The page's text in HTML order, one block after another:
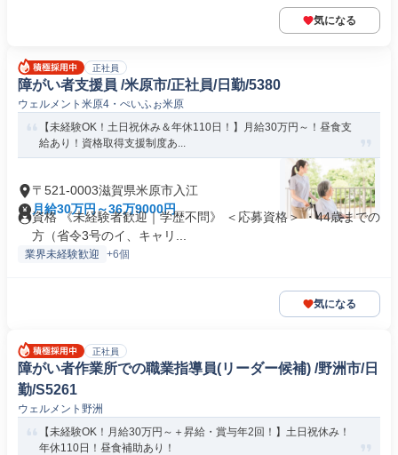
気になる
正社員
障がい者支援員 /米原市/正社員/日勤/5380
ウェルメント米原4・ぺいふぉ米原
【未経験OK！土日祝休み＆年休110日！】月給30万円～！昼食支
給あり！資格取得支援制度あ...
〒521-0003滋賀県米原市入江
月給30万円～36万9000円
資格 《未経験者歓迎｜学歴不問》 ＜応募資格＞ ・44歳までの
方（省令3号のイ、キャリ...
業界未経験歓迎 +6個
気になる
正社員
障がい者作業所での職業指導員(リーダー候補) /野洲市/日
勤/S5261
ウェルメント野洲
【未経験OK！月給30万円～＋昇給・賞与年2回！】土日祝休み！
年休110日！昼食補助あり！